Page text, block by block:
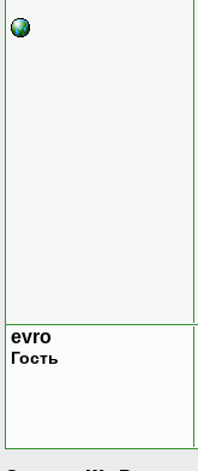
evro
Гость